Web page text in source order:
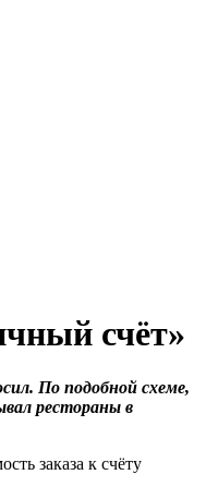
счёт»
По подобной схеме,
рестораны в
заказа к счёту